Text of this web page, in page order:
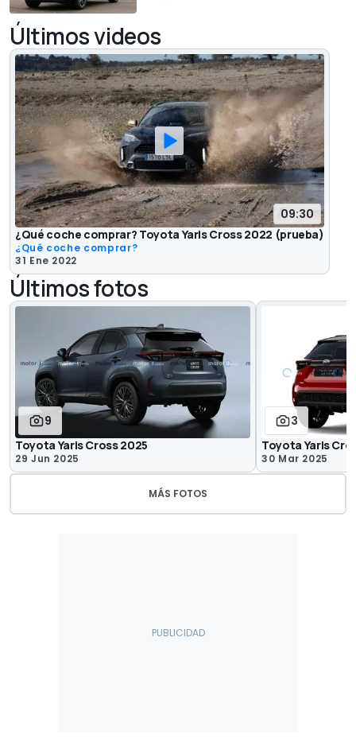
Últimos videos
09:30
¿Qué coche comprar? Toyota Yaris Cross 2022 (prueba)
¿Qué coche comprar?
31 Ene 2022
Últimos fotos
9
Toyota Yaris Cross 2025
29 Jun 2025
3
Toyota Yaris
30 Mar 2025
MÁS FOTOS